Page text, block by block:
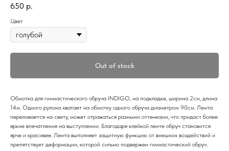
650 р.
Цвет
Out of stock
Обмотка для гимнастического обруча INDIGO, на подкладке, ширина 2см, длина
14м. Одного рулона хватает на обмотку одного обруча диаметром 90см. Лента
переливается на свету, может отражаться разными оттенками, что придаст более
яркие впечатления на выступлении. Благодаря клейкой ленте обруч становится
ярче и красивее. Лента выполняет защитную функцию от внешних воздействий и
препятствует деформации, которой сильно подвержен гимнастический обруч.